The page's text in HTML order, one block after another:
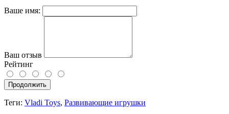
Ваше имя:
Ваш отзыв
Рейтинг
Продолжить
Теги: Vladi Toys, Развивающие игрушки